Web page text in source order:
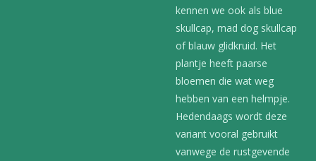
kennen we ook als blue
skullcap, mad dog skullcap
of blauw glidkruid. Het
plantje heeft paarse
bloemen die wat weg
hebben van een helmpje.
Hedendaags wordt deze
variant vooral gebruikt
vanwege de rustgevende